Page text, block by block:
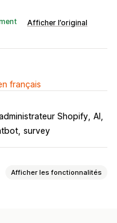
Afficher l’original
français
Shopify AI
survey
Afficher les fonctionnalités